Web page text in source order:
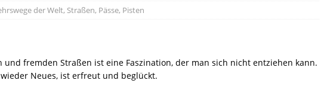
der Welt, Straßen, Pässe, Pisten
und fremden Straßen ist eine Faszination, der man sich nicht entziehen kann.
Neues, ist erfreut und beglückt.